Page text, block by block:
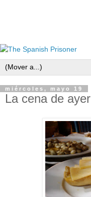
miércoles, mayo 19
La cena de ayer